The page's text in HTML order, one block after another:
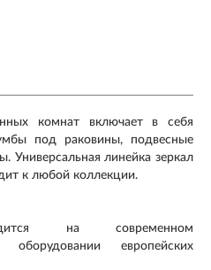
комнат включает в себя
под раковины, подвесные
Универсальная линейка зеркал
к любой коллекции.
на современном
оборудовании европейских